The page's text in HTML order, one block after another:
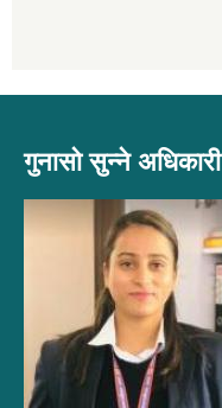
गुनासो सुन्ने अधिकारी